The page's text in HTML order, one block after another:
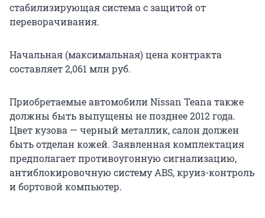
стабилизирующая система c защитой от
переворачивания.
Начальная (максимальная) цена контракта
составляет 2,061 млн руб.
Приобретаемые автомобили Nissan Teana также
должны быть выпущены не позднее 2012 года.
Цвет кузова — черный металлик, салон должен
быть отделан кожей. Заявленная комплектация
предполагает противоугонную сигнализацию,
антиблокировочную систему ABS, круиз-контроль
и бортовой компьютер.